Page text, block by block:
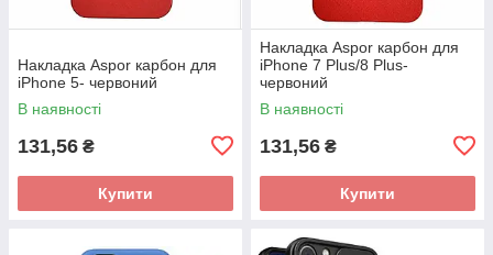
Накладка Aspor карбон для
iPhone 5- червоний
В наявності
131,56 ₴
Купити
Накладка Aspor карбон для
iPhone 7 Plus/8 Plus-
червоний
В наявності
131,56 ₴
Купити